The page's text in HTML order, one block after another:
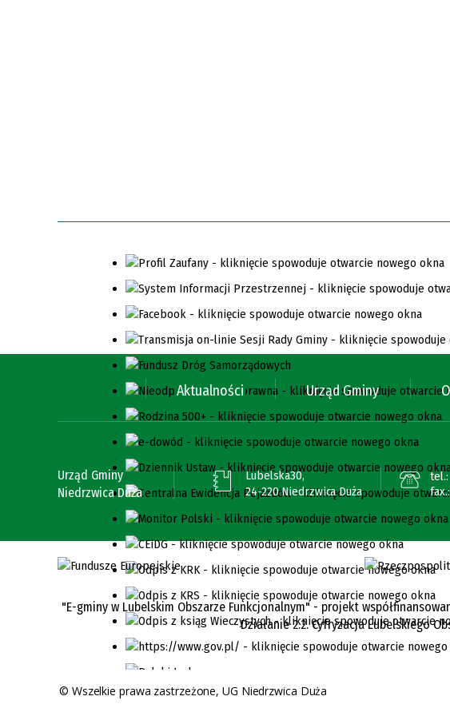
Aktualności Urząd Gminy
Urząd Gminy
Niedrzwica Duża
Lubelska30,
24-220 Niedrzwica Duża
tel.:
fax.:
"E-gminy w Lubelskim Obszarze Funkcjonalnym" - projekt
Działanie 2.2. Cyfryzacja Lubelskiego
© Wszelkie prawa zastrzeżone, UG Niedrzwica Duża